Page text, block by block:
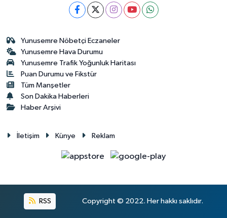
Yunusemre Nöbetçi Eczaneler
Yunusemre Hava Durumu
Yunusemre Trafik Yoğunluk Haritası
Puan Durumu ve Fikstür
Tüm Manşetler
Son Dakika Haberleri
Haber Arşivi
İletişim Künye Reklam
RSS Copyright © 2022. Her hakkı saklıdır.